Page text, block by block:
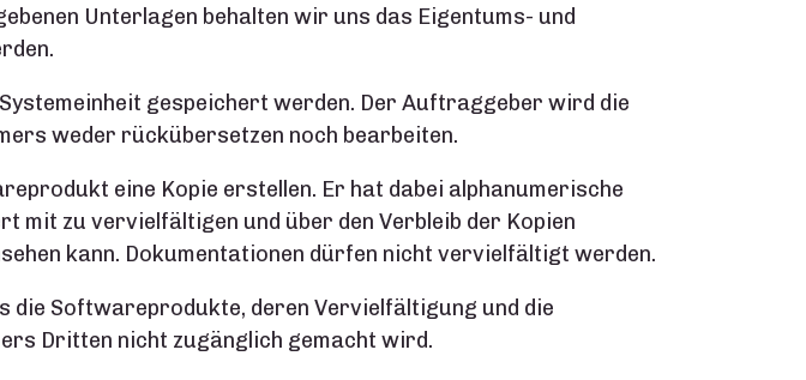
Unterlagen behalten wir uns das Eigentums- und
gespeichert werden. Der Auftraggeber wird die
weder rückübersetzen noch bearbeiten.
eine Kopie erstellen. Er hat dabei alphanumerische
mit zu vervielfältigen und über den Verbleib der Kopien
kann. Dokumentationen dürfen nicht vervielfältigt werden.
Softwareprodukte, deren Vervielfältigung und die
Dritten nicht zugänglich gemacht wird.